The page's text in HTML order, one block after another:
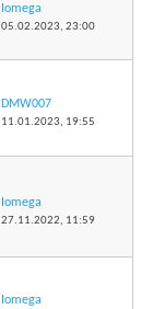
Iomega
05.02.2023, 23:00
DMW007
11.01.2023, 19:55
Iomega
27.11.2022, 11:59
Iomega